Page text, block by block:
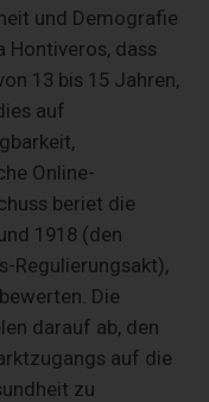
und Demografie
Hontiveros, dass
13 bis 15 Jahren,
auf
Online-
beriet die
1918 (den
Regulierungsakt),
Die
darauf ab, den
auf die
zu